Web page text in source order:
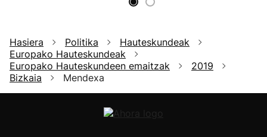
Hasiera Politika
Hauteskundeak
Europako Hauteskundeak
Europako Hauteskundeen emaitzak
2019
Bizkaia
Mendexa